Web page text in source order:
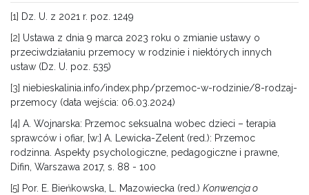
[1] Dz. U. z 2021 r. poz. 1249
[2] Ustawa z dnia 9 marca 2023 roku o zmianie ustawy o
przeciwdziałaniu przemocy w rodzinie i niektórych innych
ustaw (Dz. U. poz. 535)
[3] niebieskalinia.info/index.php/przemoc-w-rodzinie/8-rodzaj-
przemocy (data wejścia: 06.03.2024)
[4] A. Wojnarska: Przemoc seksualna wobec dzieci – terapia
sprawców i ofiar, [w:] A. Lewicka-Zelent (red.): Przemoc
rodzinna. Aspekty psychologiczne, pedagogiczne i prawne,
Difin, Warszawa 2017, s. 88 - 100
[5] Por. E. Bieńkowska, L. Mazowiecka (red.) Konwencja o